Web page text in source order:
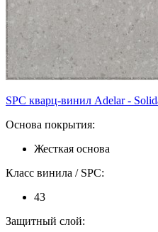
SPC кварц-винил Adelar -
Основа покрытия:
Жесткая основа
Класс винила / SPC:
43
Защитный слой: